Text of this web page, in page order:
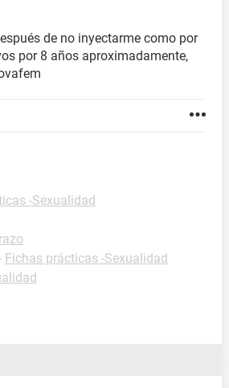
de no inyectarme como por
por 8 años aproximadamente,
-Sexualidad
Fichas prácticas -Sexualidad